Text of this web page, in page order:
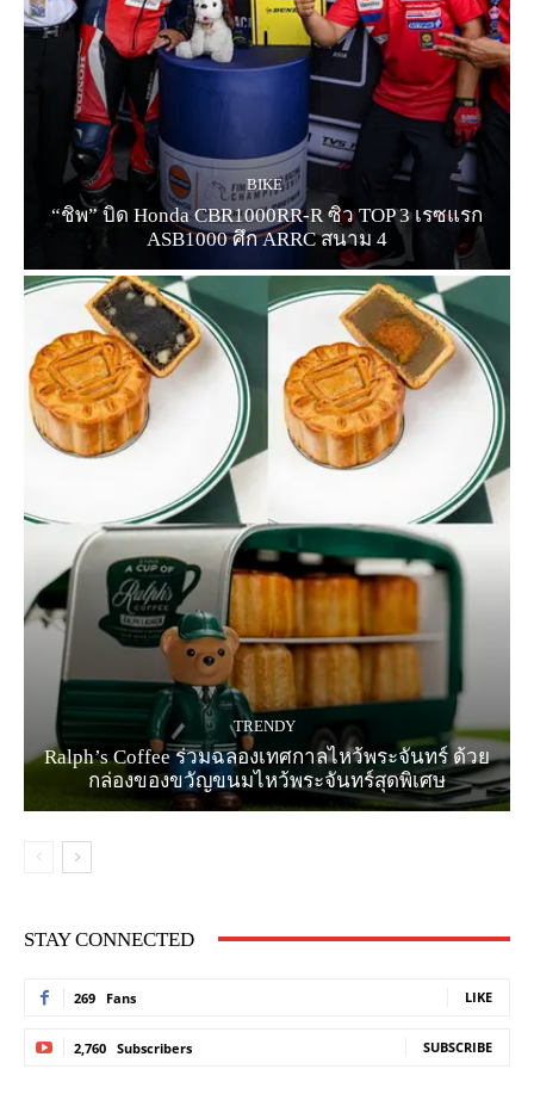
BIKE
“ชิพ” บิด Honda CBR1000RR-R ซิว TOP 3 เรซแรก
ASB1000 ศึก ARRC สนาม 4
TRENDY
Ralph’s Coffee ร่วมฉลองเทศกาลไหว้พระจันทร์ ด้วย
กล่องของขวัญขนมไหว้พระจันทร์สุดพิเศษ
STAY CONNECTED
269 Fans LIKE
2,760 Subscribers SUBSCRIBE